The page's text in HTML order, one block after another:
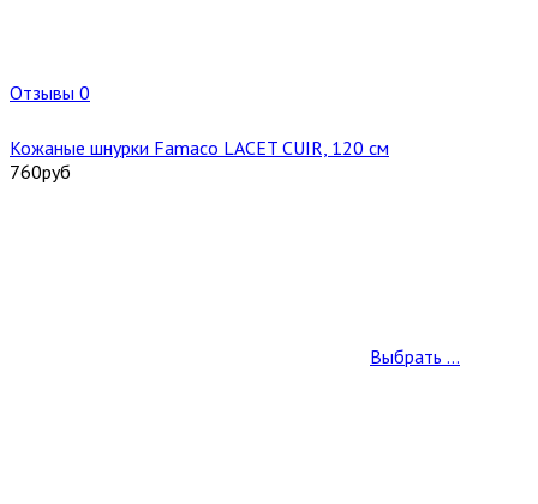
Отзывы 0
Кожаные шнурки Famaco LACET CUIR, 120 см
760руб
Выбрать ...